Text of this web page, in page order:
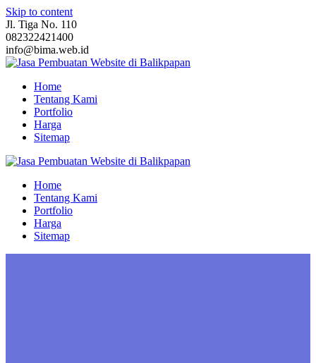
Skip to content
Jl. Tiga No. 110
082322421400
info@bima.web.id
Home
Tentang Kami
Portfolio
Harga
Sitemap
Home
Tentang Kami
Portfolio
Harga
Sitemap